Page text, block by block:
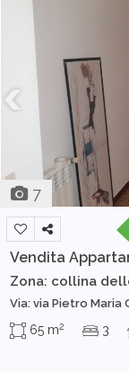
7
Vendita
Zona: collina
Via: via Pietro Maria
65 m2 3